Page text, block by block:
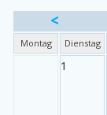
<
Montag Dienstag
1